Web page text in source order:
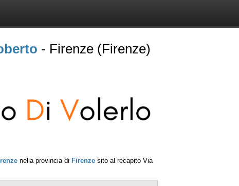
- Firenze (Firenze)
nella provincia di Firenze sito al recapito Via